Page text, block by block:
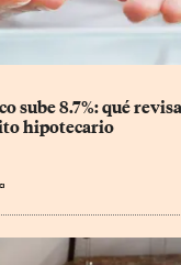
sube 8.7%: qué
hipotecario